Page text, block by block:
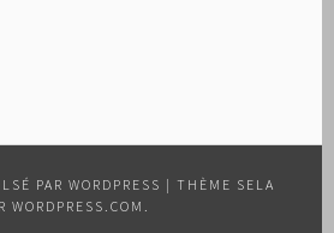
PAR WORDPRESS | THÈME SELA
WORDPRESS.COM